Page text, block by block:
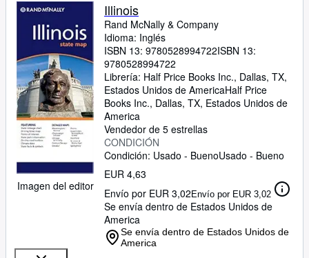
Imagen del editor
Illinois
Rand McNally & Company
Idioma: Inglés
ISBN 13: 9780528994722ISBN 13:
9780528994722
Librería: Half Price Books Inc., Dallas, TX,
Estados Unidos de AmericaHalf Price
Books Inc., Dallas, TX, Estados Unidos de
America
Vendedor de 5 estrellas
CONDICIÓN
Condición: Usado - BuenoUsado - Bueno
EUR 4,63
Envío por EUR 3,02Envío por EUR 3,02
Se envía dentro de Estados Unidos de
America
Se envía dentro de Estados Unidos de
America